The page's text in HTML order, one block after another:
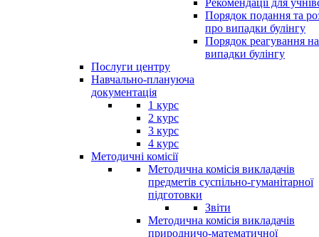
Рекомендації для
Порядок подання та
про випадки булінгу
Порядок реагування
випадки булінгу
Послуги центру
Навчально-плануюча
документація
1 курс
2 курс
3 курс
4 курс
Методичні комісії
Методична комісія викладачів
предметів суспільно-гуманітарної
підготовки
Звіти
Методична комісія викладачів
природничо-математичної